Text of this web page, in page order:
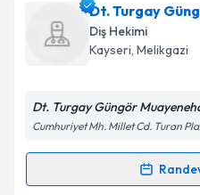
Takvim
Dt. Baran Akaniçin
Size bu uzmandan
hazırlandığında e-
Kişisel verilerimin
Metni'ni okudum ve
Dt. Turgay
Diş Hekimi
Kayseri, Melikgazi
Dt. Turgay Güngör
Cumhuriyet Mh. Millet Cd. Turan
Randevu Takvimi